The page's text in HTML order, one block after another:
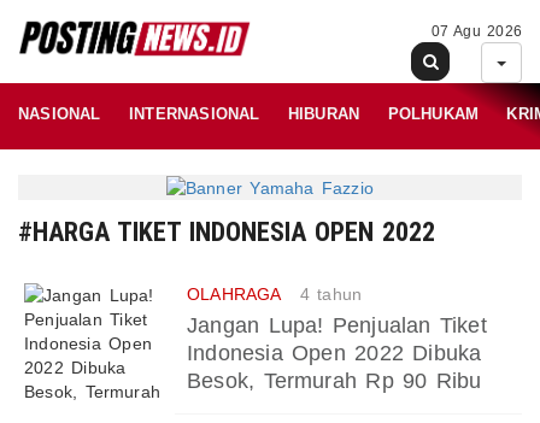
07 Agu 2026
NASIONAL INTERNASIONAL HIBURAN POLHUKAM
#HARGA TIKET INDONESIA OPEN 2022
OLAHRAGA 4 tahun
Jangan Lupa! Penjualan Tiket
Indonesia Open 2022 Dibuka
Besok, Termurah Rp 90 Ribu